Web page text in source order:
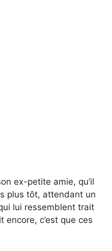
ex-petite amie, qu’il
plus tôt, attendant un
lui ressemblent trait
encore, c’est que ces